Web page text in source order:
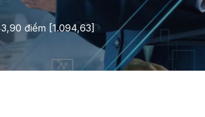
điểm [1.094,63]